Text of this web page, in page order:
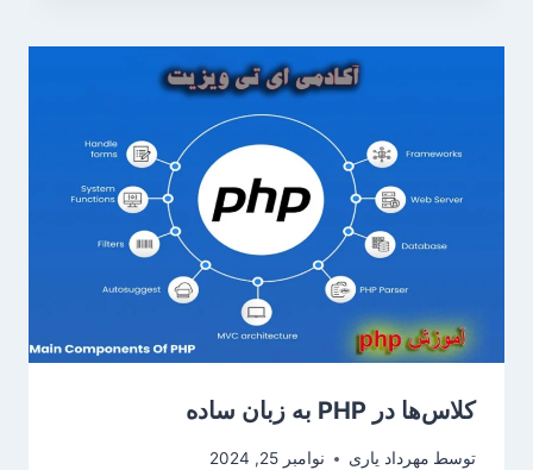
کلاس‌ها در PHP به زبان ساده
توسط مهرداد یاری نوامبر 25, 2024